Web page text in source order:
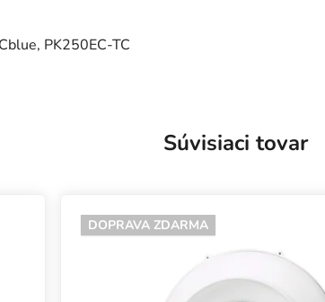
PK250EC-TC
Súvisiaci tovar
DOPRAVA ZDARMA